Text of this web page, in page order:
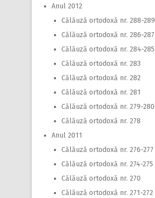
Anul 2012
Călăuză ortodoxă nr. 288-289
Călăuză ortodoxă nr. 286-287
Călăuză ortodoxă nr. 284-285
Călăuză ortodoxă nr. 283
Călăuză ortodoxă nr. 282
Călăuză ortodoxă nr. 281
Călăuză ortodoxă nr. 279-280
Călăuză ortodoxă nr. 278
Anul 2011
Călăuză ortodoxă nr. 276-277
Călăuză ortodoxă nr. 274-275
Călăuză ortodoxă nr. 270
Călăuză ortodoxă nr. 271-272